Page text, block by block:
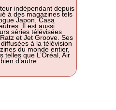
indépendant depuis
à des magazines tels
Japon, Casa
Il est aussi
séries télévisées
et Jet Groove. Ses
à la télévision
du monde entier,
telles que L’Oréal, Air
d’autre.